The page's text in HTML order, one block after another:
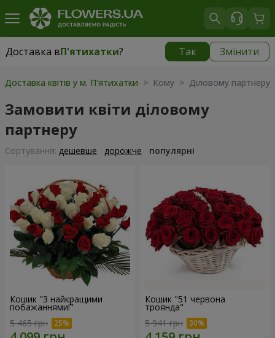
Доставка вП'ятихатки? Так Змінити
Доставка вП'ятихатки| безкоштовно
Доставка квітів у м. П'ятихатки > Кому > Діловому партнеру
Замовити квіти діловому
партнеру
Сортування: дешевше дорожче популярні
Кошик "З найкращими
побажаннями!"
5 465 грн
Кошик "51 червона
троянда"
5 941 грн